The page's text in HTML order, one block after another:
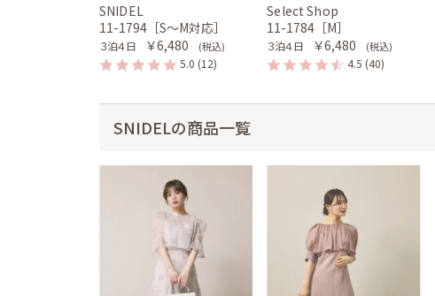
SNIDEL
11-1794［S〜M対応］
３泊４日 ￥6,480 (税込)
5.0 (12)
Select Shop
11-1784［M］
３泊４日 ￥6,480 (税込)
4.5 (40)
SNIDELの商品一覧